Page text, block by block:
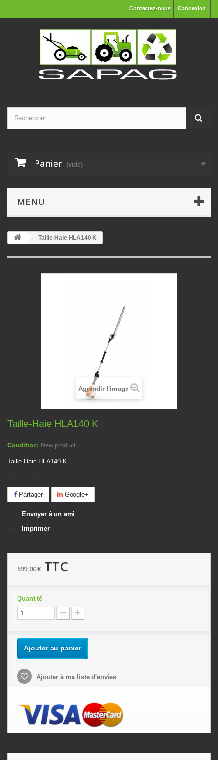
Connexion
Contactez-nous
Panier (vide)
MENU
Taille-Haie HLA140 K
Agrandir l'image
Taille-Haie HLA140 K
Condition: New product
Taille-Haie HLA140 K
Partager Google+
Envoyer à un ami
Imprimer
699,00 € TTC
Quantité
Ajouter au panier
Ajouter à ma liste d'envies